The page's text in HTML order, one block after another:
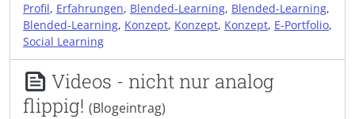
Profil, Erfahrungen, Blended-Learning, Blended-Learning,
Blended-Learning, Konzept, Konzept, Konzept, E-Portfolio,
Social Learning
Videos - nicht nur analog
flippig! (Blogeintrag)